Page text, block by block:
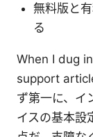
無料版と
る
When I dug
support
ず第一に、イ
イスの基本設